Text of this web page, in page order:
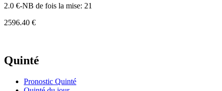
2.0 €-NB de fois la mise: 21
2596.40 €
Quinté
Pronostic Quinté